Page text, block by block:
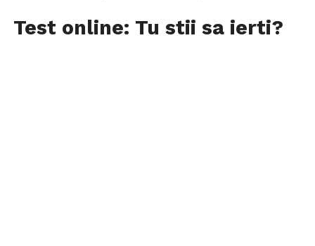
Test online: Tu stii sa ierti?